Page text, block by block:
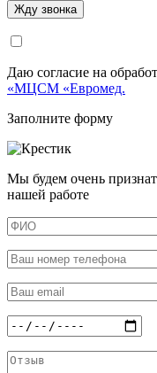
Даю согласие на
«МЦСМ «Евромед.
Заполните форму
Мы будем очень
нашей работе